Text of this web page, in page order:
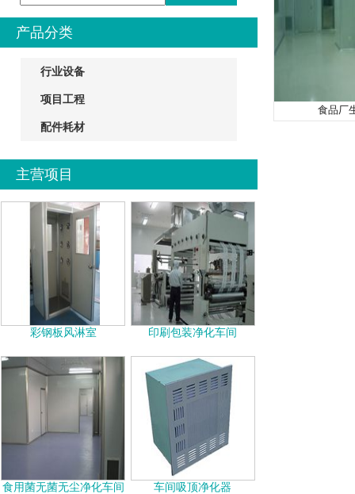
产品分类
行业设备
项目工程
配件耗材
主营项目
彩钢板风淋室 印刷包装净化车间
食用菌无菌无尘净化车间 车间吸顶净化器
食品厂